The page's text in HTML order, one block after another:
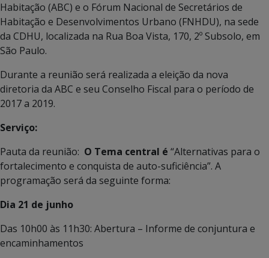
Habitação (ABC) e o Fórum Nacional de Secretários de
Habitação e Desenvolvimentos Urbano (FNHDU), na sede
da CDHU, localizada na Rua Boa Vista, 170, 2º Subsolo, em
São Paulo.
Durante a reunião será realizada a eleição da nova
diretoria da ABC e seu Conselho Fiscal para o período de
2017 a 2019.
Serviço:
Pauta da reunião: O Tema central é “Alternativas para o
fortalecimento e conquista de auto-suficiência”. A
programação será da seguinte forma:
Dia 21 de junho
Das 10h00 às 11h30: Abertura – Informe de conjuntura e
encaminhamentos